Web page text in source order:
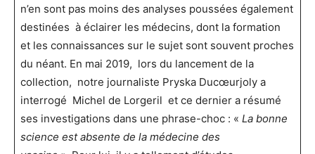
n’en sont pas moins des analyses poussées également
destinées à éclairer les médecins, dont la formation
et les connaissances sur le sujet sont souvent proches
du néant. En mai 2019, lors du lancement de la
collection, notre journaliste Pryska Ducœurjoly a
interrogé Michel de Lorgeril et ce dernier a résumé
ses investigations dans une phrase-choc : « La bonne
science est absente de la médecine des